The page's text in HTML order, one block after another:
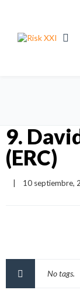
9.
(ERC)
10 septiembre,
No tags.